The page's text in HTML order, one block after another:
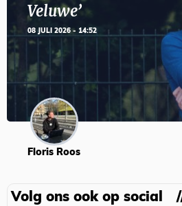
Veluwe’
08 JULI 2026 - 14:52
Floris Roos
Volg ons ook op social